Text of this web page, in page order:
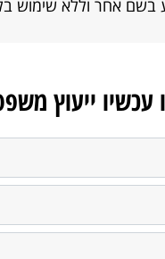
אחר וללא שימוש
עכשיו ייעוץ